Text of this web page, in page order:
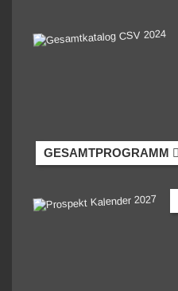
GESAMTPROGRAMM